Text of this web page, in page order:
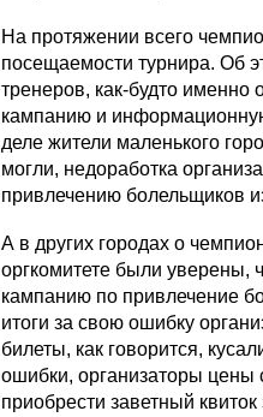
На протяжении всего
посещаемости турнира. Об
тренеров, как-будто именно
кампанию и
деле жители маленького
могли, недоработка
привлечению болельщиков
А в других городах о
оргкомитете были уверены,
кампанию по привлечение
итоги за свою ошибку
билеты, как говорится,
ошибки, организаторы
приобрести заветный